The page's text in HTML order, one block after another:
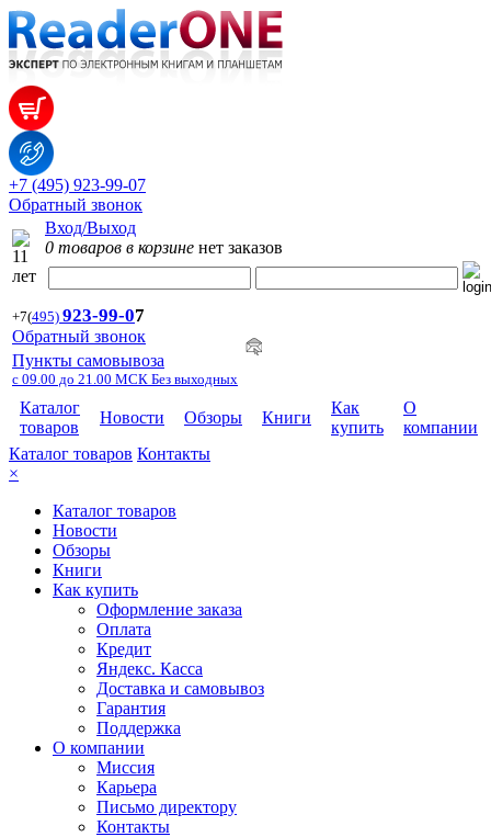
+7 (495) 923-99-07
Обратный звонок
Вход/Выход
0 товаров в корзине нет заказов
+7(495) 923-99-07
Обратный звонок
Пункты самовывоза
с 09.00 до 21.00 МСК Без выходных
Каталог
товаров
Новости Обзоры Книги
Как
купить
О
компании
Каталог товаров Контакты
×
Каталог товаров
Новости
Обзоры
Книги
Как купить
Оформление заказа
Оплата
Кредит
Яндекс. Касса
Доставка и самовывоз
Гарантия
Поддержка
О компании
Миссия
Карьера
Письмо директору
Контакты